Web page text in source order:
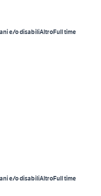
e/o disabiliAltroFull time
e/o disabiliAltroFull time